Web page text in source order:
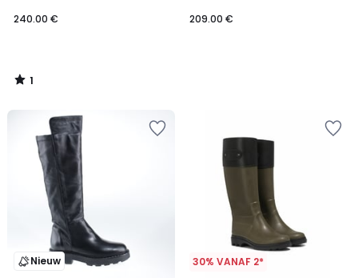
240.00 €
1
/
209.00 €
Nieuw 30% VANAF 2*